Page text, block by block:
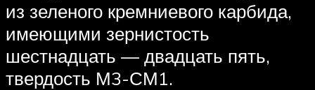
из зеленого кремниевого карбида,
имеющими зернистость
шестнадцать — двадцать пять,
твердость М3-СМ1.